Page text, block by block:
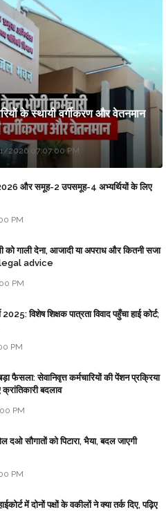
के स्थायी वर्गीकरण और वेतनमान
2026 07:07:00 PM
और समूह-2 उपसमूह-4 अभ्यर्थियों के लिए
PM
को गाली देना, आजादी या अपराध और कितनी सजा
legal advice
PM
विशेष शिक्षक पात्रता विवाद पहुँचा हाई कोर्ट;
PM
फैसला: सेवानिवृत्त कर्मचारियों की पेंशन प्रक्रिया
बदलाव
PM
दओ सौगातों को पिटारा, भैया, बदल जाएगी
PM
में दोनों पक्षों के वकीलों ने क्या तर्क दिए, पढ़िए